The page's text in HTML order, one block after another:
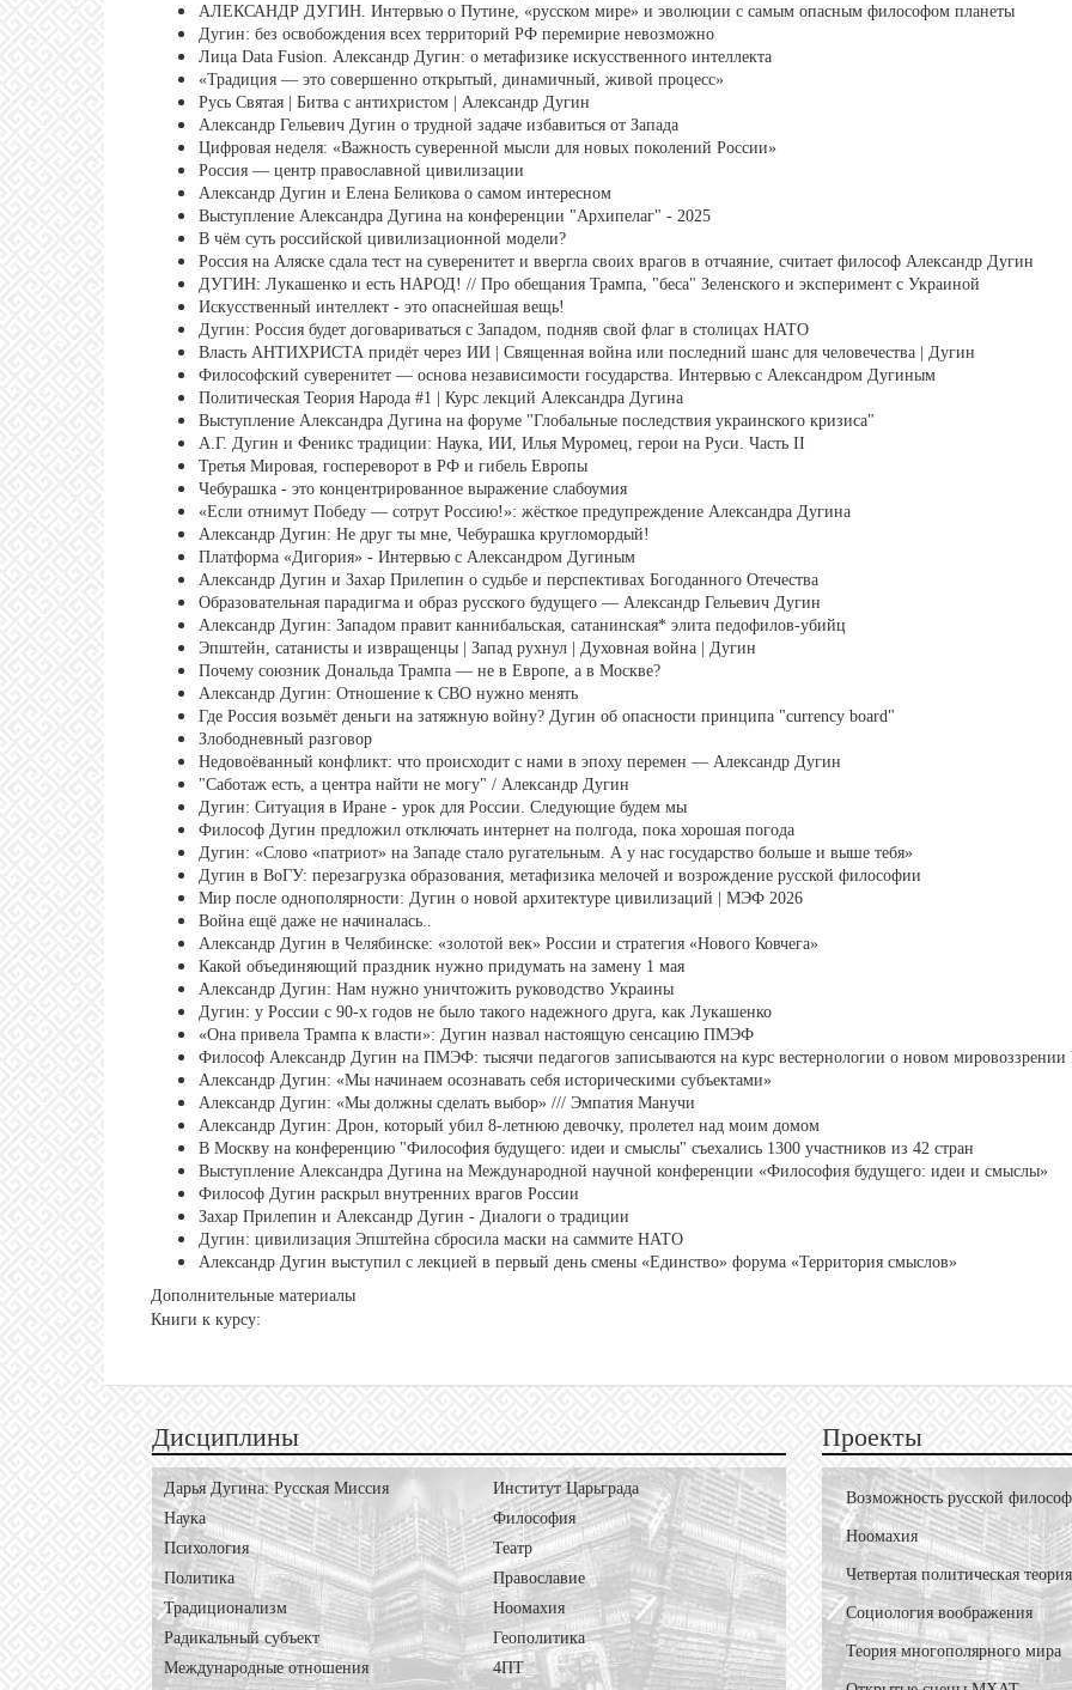
АЛЕКСАНДР ДУГИН. Интервью о Путине, «русском мире» и эволюции с самым опасным философом планеты
Дугин: без освобождения всех территорий РФ перемирие невозможно
Лица Data Fusion. Александр Дугин: о метафизике искусственного интеллекта
«Традиция — это совершенно открытый, динамичный, живой процесс»
Русь Святая | Битва с антихристом | Александр Дугин
Александр Гельевич Дугин о трудной задаче избавиться от Запада
Цифровая неделя: «Важность суверенной мысли для новых поколений России»
Россия — центр православной цивилизации
Александр Дугин и Елена Беликова о самом интересном
Выступление Александра Дугина на конференции "Архипелаг" - 2025
В чём суть российской цивилизационной модели?
Россия на Аляске сдала тест на суверенитет и ввергла своих врагов в отчаяние, считает философ Александр Дугин
ДУГИН: Лукашенко и есть НАРОД! // Про обещания Трампа, "беса" Зеленского и эксперимент с Украиной
Искусственный интеллект - это опаснейшая вещь!
Дугин: Россия будет договариваться с Западом, подняв свой флаг в столицах НАТО
Власть АНТИХРИСТА придёт через ИИ | Священная война или последний шанс для человечества | Дугин
Философский суверенитет ― основа независимости государства. Интервью с Александром Дугиным
Политическая Теория Народа #1 | Курс лекций Александра Дугина
Выступление Александра Дугина на форуме "Глобальные последствия украинского кризиса"
А.Г. Дугин и Феникс традиции: Наука, ИИ, Илья Муромец, герои на Руси. Часть II
Третья Мировая, госпереворот в РФ и гибель Европы
Чебурашка - это концентрированное выражение слабоумия
«Если отнимут Победу — сотрут Россию!»: жёсткое предупреждение Александра Дугина
Александр Дугин: Не друг ты мне, Чебурашка кругломордый!
Платформа «Дигория» - Интервью с Александром Дугиным
Александр Дугин и Захар Прилепин о судьбе и перспективах Богоданного Отечества
Образовательная парадигма и образ русского будущего — Александр Гельевич Дугин
Александр Дугин: Западом правит каннибальская, сатанинская* элита педофилов-убийц
Эпштейн, сатанисты и извращенцы | Запад рухнул | Духовная война | Дугин
Почему союзник Дональда Трампа — не в Европе, а в Москве?
Александр Дугин: Отношение к СВО нужно менять
Где Россия возьмёт деньги на затяжную войну? Дугин об опасности принципа "currency board"
Злободневный разговор
Недовоёванный конфликт: что происходит с нами в эпоху перемен — Александр Дугин
"Саботаж есть, а центра найти не могу" / Александр Дугин
Дугин: Ситуация в Иране - урок для России. Следующие будем мы
Философ Дугин предложил отключать интернет на полгода, пока хорошая погода
Дугин: «Слово «патриот» на Западе стало ругательным. А у нас государство больше и выше тебя»
Дугин в ВоГУ: перезагрузка образования, метафизика мелочей и возрождение русской философии
Мир после однополярности: Дугин о новой архитектуре цивилизаций | МЭФ 2026
Война ещё даже не начиналась..
Александр Дугин в Челябинске: «золотой век» России и стратегия «Нового Ковчега»
Какой объединяющий праздник нужно придумать на замену 1 мая
Александр Дугин: Нам нужно уничтожить руководство Украины
Дугин: у России с 90-х годов не было такого надежного друга, как Лукашенко
«Она привела Трампа к власти»: Дугин назвал настоящую сенсацию ПМЭФ
Философ Александр Дугин на ПМЭФ: тысячи педагогов записываются на курс вестернологии о новом мировоззрении
Александр Дугин: «Мы начинаем осознавать себя историческими субъектами»
Александр Дугин: «Мы должны сделать выбор» /// Эмпатия Манучи
Александр Дугин: Дрон, который убил 8-летнюю девочку, пролетел над моим домом
В Москву на конференцию "Философия будущего: идеи и смыслы" съехались 1300 участников из 42 стран
Выступление Александра Дугина на Международной научной конференции «Философия будущего: идеи и смыслы»
Философ Дугин раскрыл внутренних врагов России
Захар Прилепин и Александр Дугин - Диалоги о традиции
Дугин: цивилизация Эпштейна сбросила маски на саммите НАТО
Александр Дугин выступил с лекцией в первый день смены «Единство» форума «Территория смыслов»
Дополнительные материалы
Книги к курсу:
Дисциплины
Дарья Дугина: Русская Миссия
Институт Царьграда
Наука
Философия
Психология
Театр
Политика
Православие
Традиционализм
Ноомахия
Радикальный субъект
Геополитика
Международные отношения
4ПТ
Проекты
Возможность русской
Ноомахия
Четвертая политическая теория
Социология воображения
Теория многополярного мира